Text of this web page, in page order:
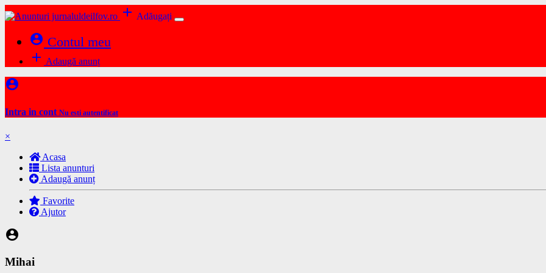
add Adăugați
account_circle Contul meu
add Adaugă anunț
account_circle
Intra in cont Nu esti autentificat
×
Acasa
Lista anunturi
Adaugă anunț
Favorite
Ajutor
account_circle
Mihai